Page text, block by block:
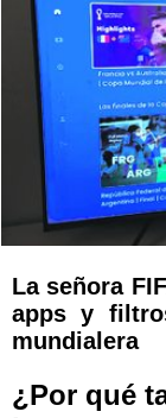
La señora
apps y
mundialera
¿Por qué